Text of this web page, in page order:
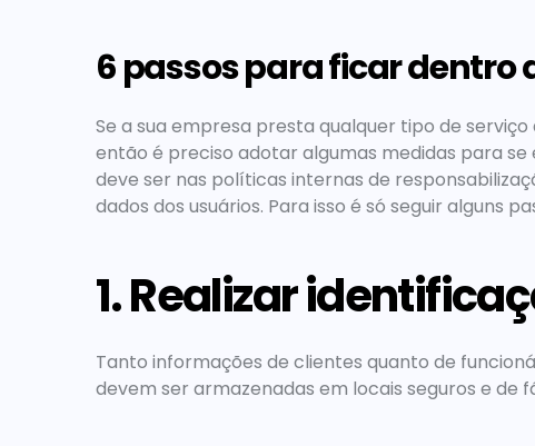
6 passos para ficar dentro
Se a sua empresa presta qualquer tipo de serviço
então é preciso adotar algumas medidas para
deve ser nas políticas internas de
dados dos usuários. Para isso é só seguir alguns
1. Realizar
Tanto informações de clientes quanto de
devem ser armazenadas em locais seguros e de